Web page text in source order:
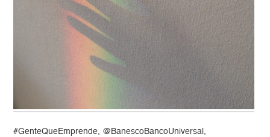
#GenteQueEmprende, @BanescoBancoUniversal,